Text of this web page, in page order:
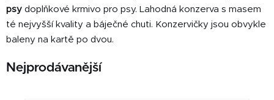
psy doplňkové krmivo pro psy. Lahodná konzerva s masem
té nejvyšší kvality a báječné chuti. Konzervičky jsou obvykle
baleny na kartě po dvou.
Nejprodávanější